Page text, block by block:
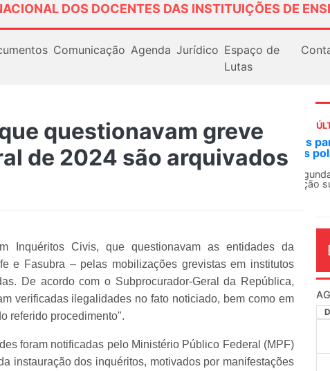
DOS DOCENTES DAS INSTITUIÇÕES DE
Comunicação Agenda Jurídico Espaço de
Lutas
questionavam greve
de 2024 são arquivados
Inquéritos Civis, que questionavam as entidades da
e Fasubra – pelas mobilizações grevistas em institutos
De acordo com o Subprocurador-Geral da República,
verificadas ilegalidades no fato noticiado, bem como em
referido procedimento".
foram notificadas pelo Ministério Público Federal (MPF)
instauração dos inquéritos, motivados por manifestações
O